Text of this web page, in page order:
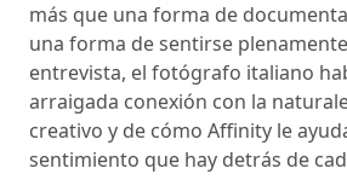
más que una forma de
una forma de sentirse
entrevista, el fotógrafo italiano
arraigada conexión con la
creativo y de cómo Affinity le
sentimiento que hay detrás de